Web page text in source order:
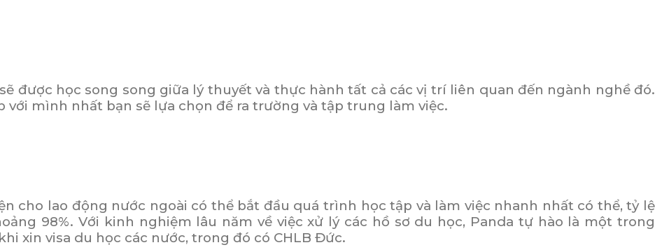
được học song song giữa lý thuyết và thực hành tất cả các vị trí liên quan đến ngành nghề đó.
với mình nhất bạn sẽ lựa chọn để ra trường và tập trung làm việc.
cho lao động nước ngoài có thể bắt đầu quá trình học tập và làm việc nhanh nhất có thể, tỷ lệ
98%. Với kinh nghiệm lâu năm về việc xử lý các hồ sơ du học, Panda tự hào là một trong
xin visa du học các nước, trong đó có CHLB Đức.